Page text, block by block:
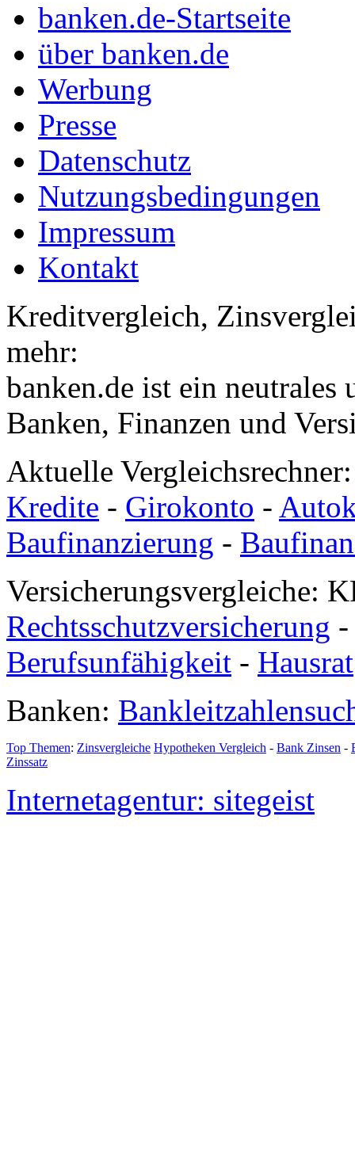
banken.de-Startseite
über banken.de
Werbung
Presse
Datenschutz
Nutzungsbedingungen
Impressum
Kontakt
Kreditvergleich,
mehr:
banken.de ist ein neutrales
Banken, Finanzen und
Aktuelle
Kredite - Girokonto -
Baufinanzierung -
Versicherungsvergleiche:
Rechtsschutzversicherung
Berufsunfähigkeit - Hausrat
Banken:
Top Themen: Zinsvergleiche Hypotheken Vergleich - Bank Zinsen -
Zinssatz
Internetagentur: sitegeist